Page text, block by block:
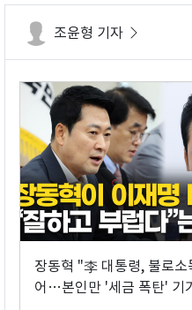
조윤형 기자
장동혁 "李 대통령, 불로소
어…본인만 '세금 폭탄' 기